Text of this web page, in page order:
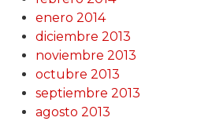
enero 2014
diciembre 2013
noviembre 2013
octubre 2013
septiembre 2013
agosto 2013